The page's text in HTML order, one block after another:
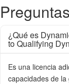
¿Qué es
to Qualifying
Es una licencia
capacidades de